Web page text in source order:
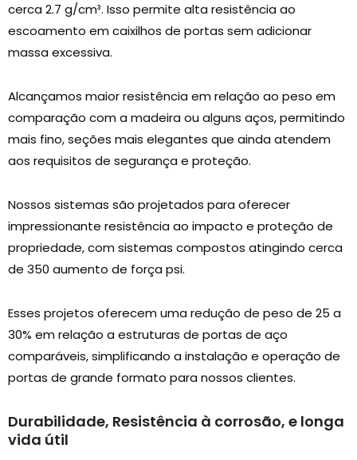
cerca 2.7 g/cm³. Isso permite alta resistência ao
escoamento em caixilhos de portas sem adicionar
massa excessiva.
Alcançamos maior resistência em relação ao peso em
comparação com a madeira ou alguns aços, permitindo
mais fino, seções mais elegantes que ainda atendem
aos requisitos de segurança e proteção.
Nossos sistemas são projetados para oferecer
impressionante resistência ao impacto e proteção de
propriedade, com sistemas compostos atingindo cerca
de 350 aumento de força psi.
Esses projetos oferecem uma redução de peso de 25 a
30% em relação a estruturas de portas de aço
comparáveis, simplificando a instalação e operação de
portas de grande formato para nossos clientes.
Durabilidade, Resistência à corrosão, e longa
vida útil